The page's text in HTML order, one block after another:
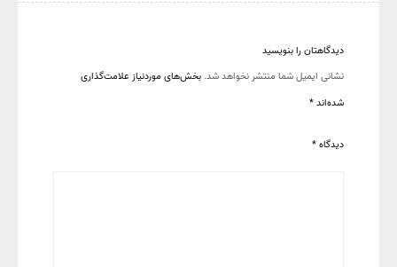
دیدگاهتان را بنویسید
نشانی ایمیل شما منتشر نخواهد شد. بخش‌های موردنیاز علامت‌گذاری
شده‌اند*
دیدگاه*